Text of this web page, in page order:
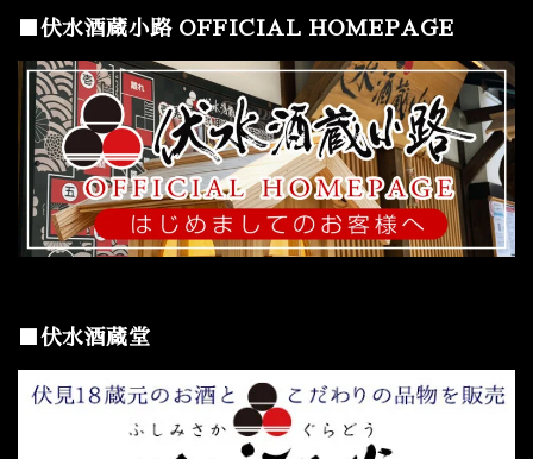
■伏水酒蔵小路 OFFICIAL HOMEPAGE
■伏水酒蔵堂